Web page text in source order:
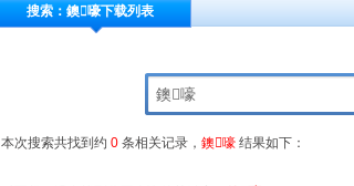
搜索：鐭嚎下载列表
本次搜索共找到约 0 条相关记录， 鐭嚎 结果如下：